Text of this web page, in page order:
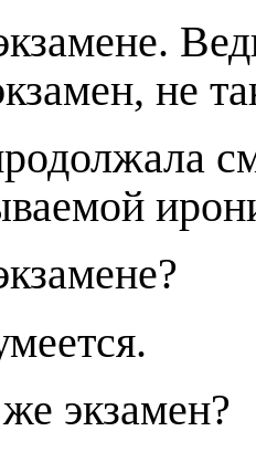
не
экзамен?